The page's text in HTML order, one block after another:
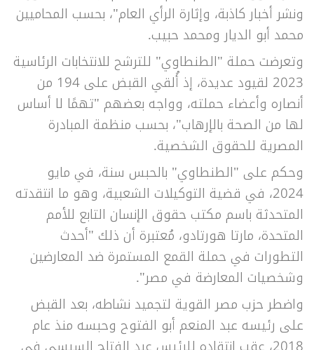
ونشر أخبار كاذبة، وإثارة الرأي العام"، بحسب المحاميين
محمد أبو الديار ومحمد حبيب.
وتعرضت حملة "الطنطاوي" للترشح للانتخابات الرئاسية
2023 لقيود عديدة، إذ أُلقي القبض على 194 من
أنصاره وأعضاء حملته، وواجه بعضهم "تهمًا لا أساس
لها من الصحة بالإرهاب"، بحسب منظمة المبادرة
المصرية للحقوق الشخصية.
وحكم على "الطنطاوي" بالحبس سنة، في مايو
2024، في قضية التوكيلات الشعبية، وهو ما انتقدته
المتحدثة باسم مكتب حقوق الإنسان التابع للأمم
المتحدة، مارتا هورتادو، مُعتبرة أن ذلك "أحدث
التطورات في حملة القمع المستمرة ضد المعارضين
وشخصيات المعارضة في مصر".
واضطر حزب مصر القوية لتجميد نشاطه، بعد القبض
على رئيسه عبد المنعم أبو الفتوح وحبسه منذ عام